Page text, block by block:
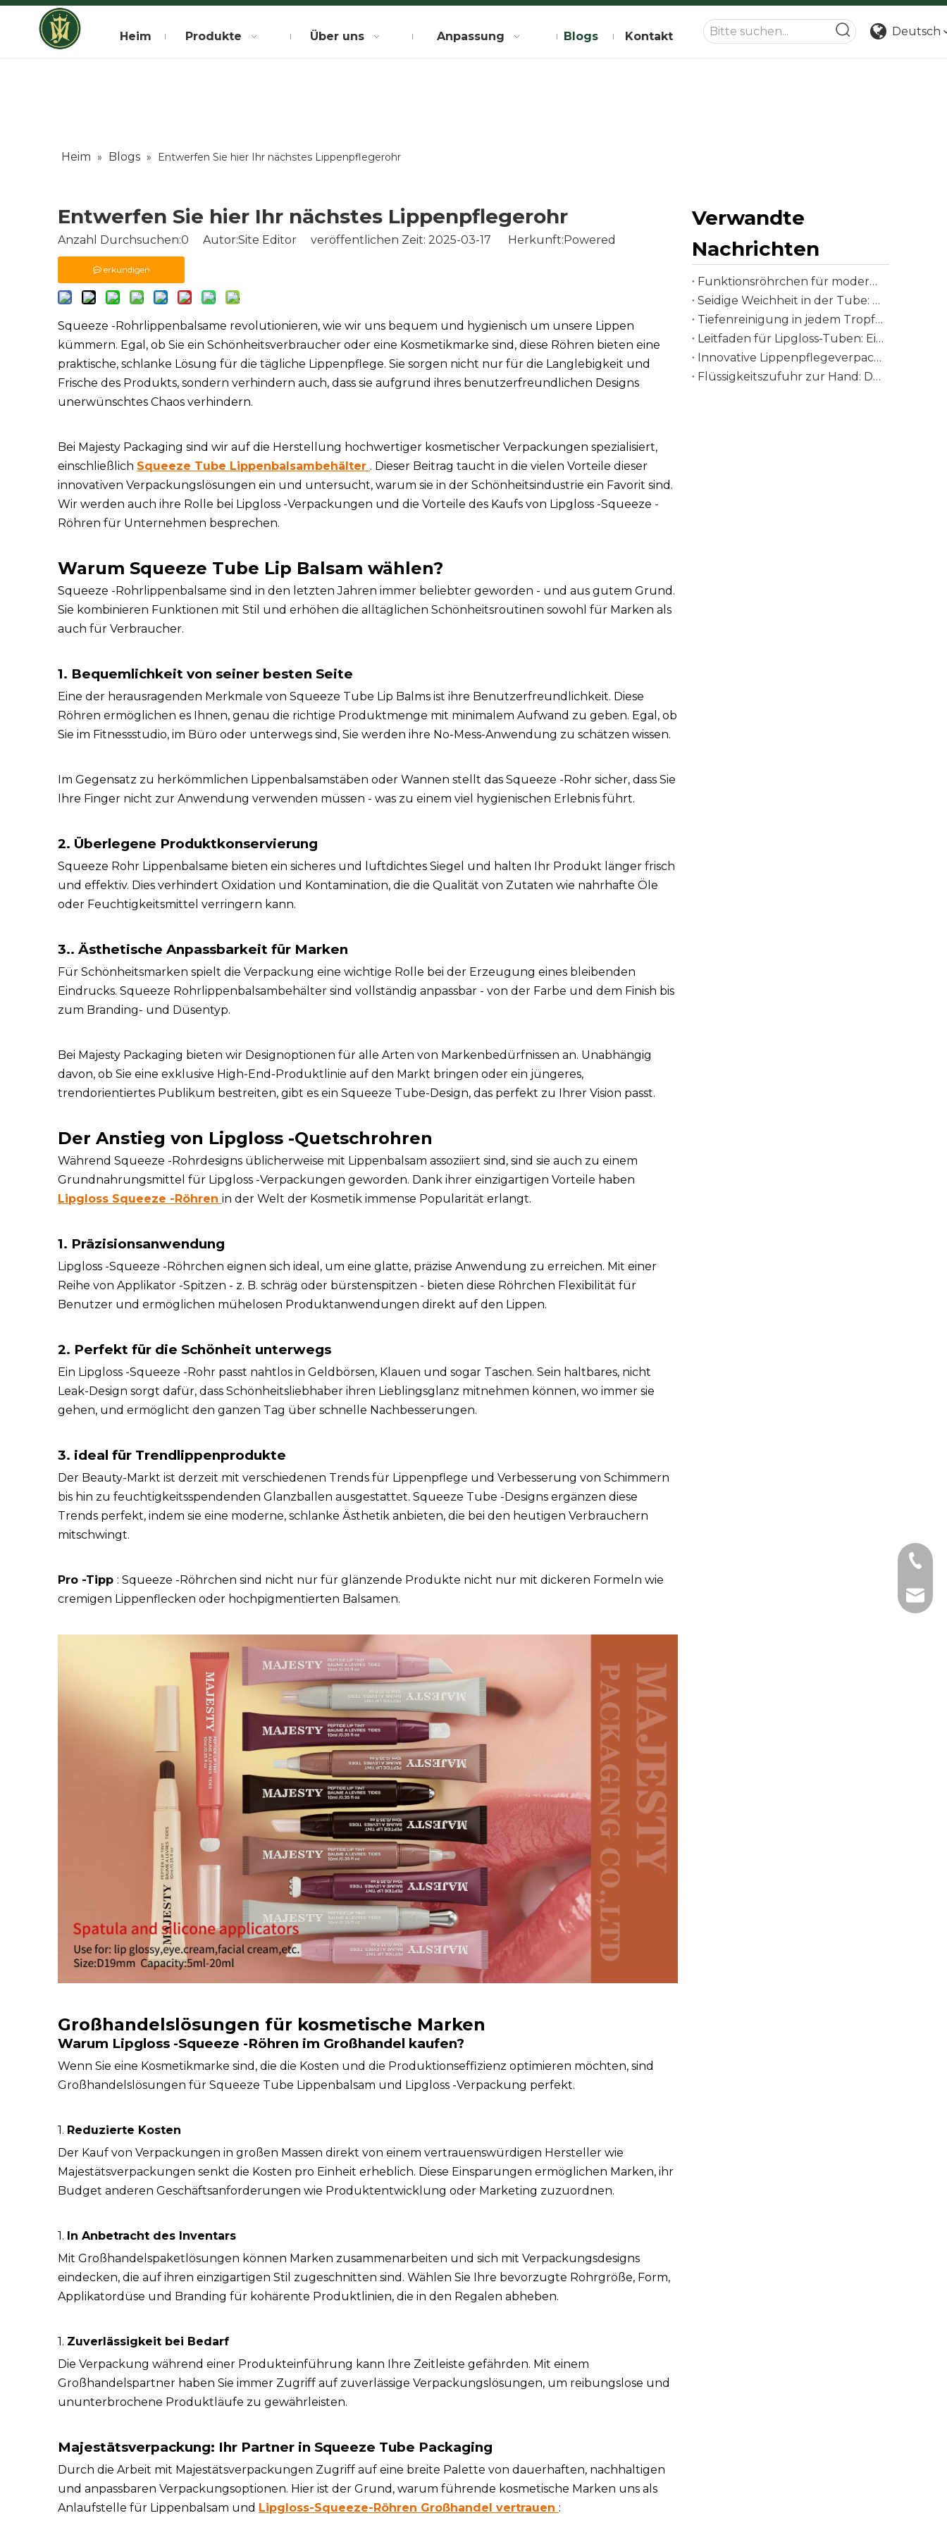
Heim Produkte Über uns Anpassung Blogs Kontakt Deutsch
Heim » Blogs » Entwerfen Sie hier Ihr nächstes Lippenpflegerohr
Entwerfen Sie hier Ihr nächstes Lippenpflegerohr
Anzahl Durchsuchen:0 Autor:Site Editor veröffentlichen Zeit: 2025-03-17 Herkunft:Powered
erkundigen
Squeeze -Rohrlippenbalsame revolutionieren, wie wir uns bequem und hygienisch um unsere Lippen
kümmern. Egal, ob Sie ein Schönheitsverbraucher oder eine Kosmetikmarke sind, diese Röhren bieten eine
praktische, schlanke Lösung für die tägliche Lippenpflege. Sie sorgen nicht nur für die Langlebigkeit und
Frische des Produkts, sondern verhindern auch, dass sie aufgrund ihres benutzerfreundlichen Designs
unerwünschtes Chaos verhindern.
Bei Majesty Packaging sind wir auf die Herstellung hochwertiger kosmetischer Verpackungen spezialisiert,
einschließlich Squeeze Tube Lippenbalsambehälter . Dieser Beitrag taucht in die vielen Vorteile dieser
innovativen Verpackungslösungen ein und untersucht, warum sie in der Schönheitsindustrie ein Favorit sind.
Wir werden auch ihre Rolle bei Lipgloss -Verpackungen und die Vorteile des Kaufs von Lipgloss -Squeeze -
Röhren für Unternehmen besprechen.
Warum Squeeze Tube Lip Balsam wählen?
Squeeze -Rohrlippenbalsame sind in den letzten Jahren immer beliebter geworden - und aus gutem Grund.
Sie kombinieren Funktionen mit Stil und erhöhen die alltäglichen Schönheitsroutinen sowohl für Marken als
auch für Verbraucher.
1. Bequemlichkeit von seiner besten Seite
Eine der herausragenden Merkmale von Squeeze Tube Lip Balms ist ihre Benutzerfreundlichkeit. Diese
Röhren ermöglichen es Ihnen, genau die richtige Produktmenge mit minimalem Aufwand zu geben. Egal, ob
Sie im Fitnessstudio, im Büro oder unterwegs sind, Sie werden ihre No-Mess-Anwendung zu schätzen wissen.
Im Gegensatz zu herkömmlichen Lippenbalsamstäben oder Wannen stellt das Squeeze -Rohr sicher, dass Sie
Ihre Finger nicht zur Anwendung verwenden müssen - was zu einem viel hygienischen Erlebnis führt.
2. Überlegene Produktkonservierung
Squeeze Rohr Lippenbalsame bieten ein sicheres und luftdichtes Siegel und halten Ihr Produkt länger frisch
und effektiv. Dies verhindert Oxidation und Kontamination, die die Qualität von Zutaten wie nahrhafte Öle
oder Feuchtigkeitsmittel verringern kann.
3.. Ästhetische Anpassbarkeit für Marken
Für Schönheitsmarken spielt die Verpackung eine wichtige Rolle bei der Erzeugung eines bleibenden
Eindrucks. Squeeze Rohrlippenbalsambehälter sind vollständig anpassbar - von der Farbe und dem Finish bis
zum Branding- und Düsentyp.
Bei Majesty Packaging bieten wir Designoptionen für alle Arten von Markenbedürfnissen an. Unabhängig
davon, ob Sie eine exklusive High-End-Produktlinie auf den Markt bringen oder ein jüngeres,
trendorientiertes Publikum bestreiten, gibt es ein Squeeze Tube-Design, das perfekt zu Ihrer Vision passt.
Der Anstieg von Lipgloss -Quetschrohren
Während Squeeze -Rohrdesigns üblicherweise mit Lippenbalsam assoziiert sind, sind sie auch zu einem
Grundnahrungsmittel für Lipgloss -Verpackungen geworden. Dank ihrer einzigartigen Vorteile haben
Lipgloss Squeeze -Röhren in der Welt der Kosmetik immense Popularität erlangt.
1. Präzisionsanwendung
Lipgloss -Squeeze -Röhrchen eignen sich ideal, um eine glatte, präzise Anwendung zu erreichen. Mit einer
Reihe von Applikator -Spitzen - z. B. schräg oder bürstenspitzen - bieten diese Röhrchen Flexibilität für
Benutzer und ermöglichen mühelosen Produktanwendungen direkt auf den Lippen.
2. Perfekt für die Schönheit unterwegs
Ein Lipgloss -Squeeze -Rohr passt nahtlos in Geldbörsen, Klauen und sogar Taschen. Sein haltbares, nicht
Leak-Design sorgt dafür, dass Schönheitsliebhaber ihren Lieblingsglanz mitnehmen können, wo immer sie
gehen, und ermöglicht den ganzen Tag über schnelle Nachbesserungen.
3. ideal für Trendlippenprodukte
Der Beauty-Markt ist derzeit mit verschiedenen Trends für Lippenpflege und Verbesserung von Schimmern
bis hin zu feuchtigkeitsspendenden Glanzballen ausgestattet. Squeeze Tube -Designs ergänzen diese
Trends perfekt, indem sie eine moderne, schlanke Ästhetik anbieten, die bei den heutigen Verbrauchern
mitschwingt.
Pro -Tipp : Squeeze -Röhrchen sind nicht nur für glänzende Produkte nicht nur mit dickeren Formeln wie
cremigen Lippenflecken oder hochpigmentierten Balsamen.
Großhandelslösungen für kosmetische Marken
Warum Lipgloss -Squeeze -Röhren im Großhandel kaufen?
Wenn Sie eine Kosmetikmarke sind, die die Kosten und die Produktionseffizienz optimieren möchten, sind
Großhandelslösungen für Squeeze Tube Lippenbalsam und Lipgloss -Verpackung perfekt.
1. Reduzierte Kosten
Der Kauf von Verpackungen in großen Massen direkt von einem vertrauenswürdigen Hersteller wie
Majestätsverpackungen senkt die Kosten pro Einheit erheblich. Diese Einsparungen ermöglichen Marken, ihr
Budget anderen Geschäftsanforderungen wie Produktentwicklung oder Marketing zuzuordnen.
1. In Anbetracht des Inventars
Mit Großhandelspaketlösungen können Marken zusammenarbeiten und sich mit Verpackungsdesigns
eindecken, die auf ihren einzigartigen Stil zugeschnitten sind. Wählen Sie Ihre bevorzugte Rohrgröße, Form,
Applikatordüse und Branding für kohärente Produktlinien, die in den Regalen abheben.
1. Zuverlässigkeit bei Bedarf
Die Verpackung während einer Produkteinführung kann Ihre Zeitleiste gefährden. Mit einem
Großhandelspartner haben Sie immer Zugriff auf zuverlässige Verpackungslösungen, um reibungslose und
ununterbrochene Produktläufe zu gewährleisten.
Majestätsverpackung: Ihr Partner in Squeeze Tube Packaging
Durch die Arbeit mit Majestätsverpackungen Zugriff auf eine breite Palette von dauerhaften, nachhaltigen
und anpassbaren Verpackungsoptionen. Hier ist der Grund, warum führende kosmetische Marken uns als
Anlaufstelle für Lippenbalsam und Lipgloss-Squeeze-Röhren Großhandel vertrauen :
Verwandte
Nachrichten
Funktionsröhrchen für moderne Hautpflegebedürfnisse
Seidige Weichheit in der Tube: Der komplette Verpackungsleitfaden
Tiefenreinigung in jedem Tropfen: Die Wissenschaft von PE-Tuben in Verpackungen für Gesichtswaschmittel
Leitfaden für Lipgloss-Tuben: Eine Verpackung, die jede Formel aufwertet
Innovative Lippenpflegeverpackungen, denen Sie vertrauen können
Flüssigkeitszufuhr zur Hand: Der vollständige Leitfaden für Handcremetuben
Telefon
E-Mail